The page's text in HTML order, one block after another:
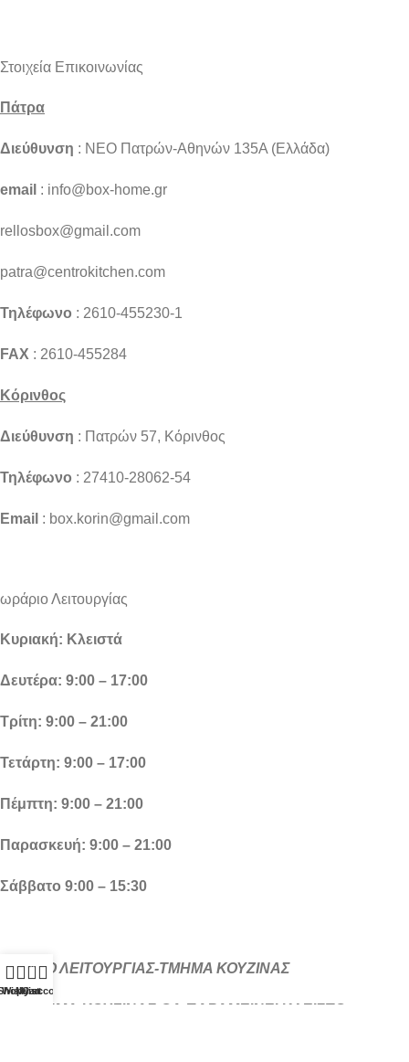
Στοιχεία Επικοινωνίας
Πάτρα
Διεύθυνση : NEO Πατρών-Αθηνών 135Α (Ελλάδα)
email : info@box-home.gr
rellosbox@gmail.com
patra@centrokitchen.com
Τηλέφωνο : 2610-455230-1
FAX : 2610-455284
Κόρινθος
Διεύθυνση : Πατρών 57, Κόρινθος
Τηλέφωνο : 27410-28062-54
Email : box.korin@gmail.com
ωράριο Λειτουργίας
Κυριακή: Κλειστά
Δευτέρα: 9:00 – 17:00
Τρίτη: 9:00 – 21:00
Τετάρτη: 9:00 – 17:00
Πέμπτη: 9:00 – 21:00
Παρασκευή: 9:00 – 21:00
Σάββατο 9:00 – 15:30
ΩΡΑΡΙΟ ΛΕΙΤΟΥΡΓΙΑΣ-ΤΜΗΜΑ ΚΟΥΖΙΝΑΣ
ΤΟ ΤΜΗΜΑ ΚΟΥΖΙΝΑΣ ΘΑ ΠΑΡΑΜΕΙΝΕΙ ΚΛΕΙΣΤΟ
Wishlist
0
Cart
My account